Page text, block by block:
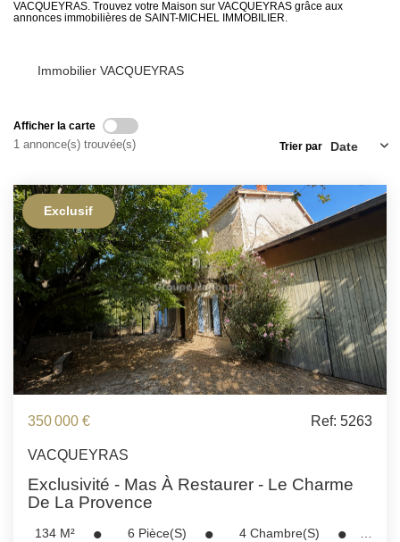
FAQ
NOS AVIS CLIENTS CERTIFIÉS
EXTRANET LOCATAIRES /
PROPRIÉTAIRES BAILLEURS
RÉSEAUX SOCIAUX
POLITIQUE DE CONFIDENTIALITÉ
Plus de critères
VACQUEYRAS. Trouvez votre Maison sur VACQUEYRAS grâce aux
annonces immobilières de SAINT-MICHEL IMMOBILIER.
Immobilier VACQUEYRAS
Afficher la carte
1 annonce(s) trouvée(s) Trier par
Exclusif
350 000 € Ref: 5263
VACQUEYRAS
Exclusivité - Mas À Restaurer - Le Charme
De La Provence
134 M² 6 Pièce(s) 4 Chambre(s)